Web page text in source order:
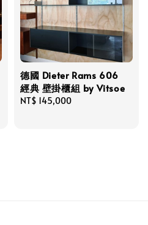
德國 Dieter Rams 606
經典 壁掛櫃組 by Vitsoe
Regular
NT$ 145,000